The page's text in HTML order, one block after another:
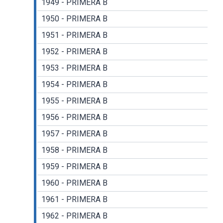
1949 - PRIMERA B
1950 - PRIMERA B
1951 - PRIMERA B
1952 - PRIMERA B
1953 - PRIMERA B
1954 - PRIMERA B
1955 - PRIMERA B
1956 - PRIMERA B
1957 - PRIMERA B
1958 - PRIMERA B
1959 - PRIMERA B
1960 - PRIMERA B
1961 - PRIMERA B
1962 - PRIMERA B